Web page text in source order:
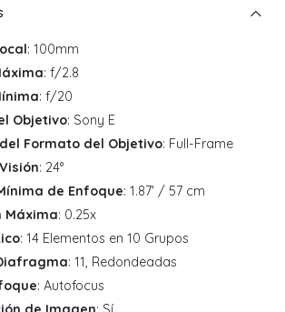
: 100mm
: f/2.8
: f/20
Objetivo: Sony E
Formato del Objetivo: Full-Frame
: 24°
de Enfoque: 1.87' / 57 cm
Máxima: 0.25x
: 14 Elementos en 10 Grupos
: 11, Redondeadas
: Autofocus